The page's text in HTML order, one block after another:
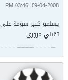
09-04-2008, 03:46 PM
يسلمو كتير سومة على
تقبلي مروري